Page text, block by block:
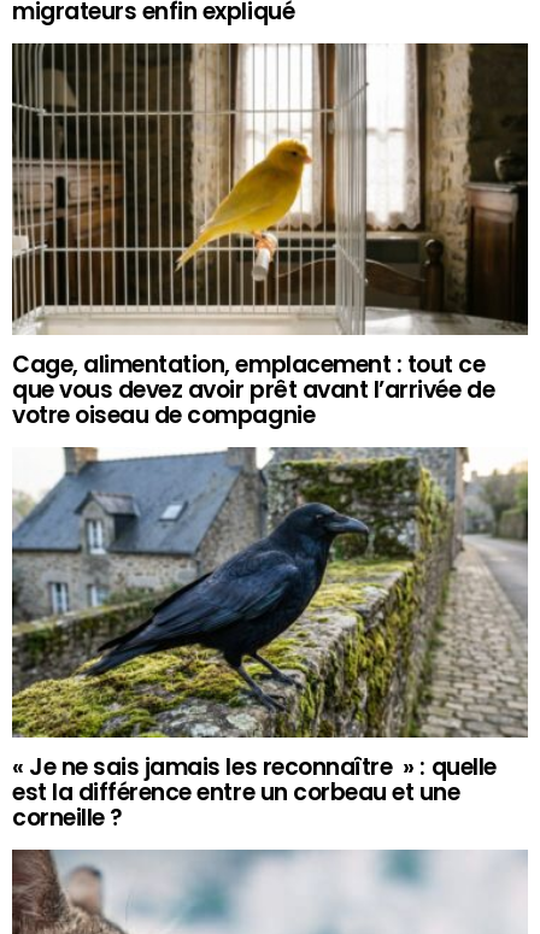
migrateurs enfin expliqué
Cage, alimentation, emplacement : tout ce
que vous devez avoir prêt avant l’arrivée de
votre oiseau de compagnie
« Je ne sais jamais les reconnaître » : quelle
est la différence entre un corbeau et une
corneille ?